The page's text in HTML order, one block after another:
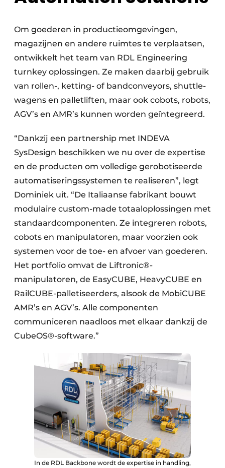
Om goederen in productieomgevingen,
magazijnen en andere ruimtes te verplaatsen,
ontwikkelt het team van RDL Engineering
turnkey oplossingen. Ze maken daarbij gebruik
van rollen-, ketting- of bandconveyors, shuttle­
wagens en palletliften, maar ook cobots, robots,
AGV’s en AMR’s kunnen worden geïntegreerd.
“Dankzij een partnership met INDEVA
SysDesign beschikken we nu over de expertise
en de producten om volledige gerobotiseerde
automatiseringssystemen te realiseren”, legt
Dominiek uit. “De Italiaanse fabrikant bouwt
modulaire custom-made totaaloplossingen met
standaardcomponenten. Ze integreren robots,
cobots en manipulatoren, maar voorzien ook
systemen voor de toe- en afvoer van goederen.
Het portfolio omvat de Liftronic®-
manipulatoren, de EasyCUBE, HeavyCUBE en
RailCUBE-palletiseerders, alsook de MobiCUBE
AMR’s en AGV’s. Alle componenten
communiceren naadloos met elkaar dankzij de
CubeOS®-software.”
In de RDL Backbone wordt de expertise in handling,